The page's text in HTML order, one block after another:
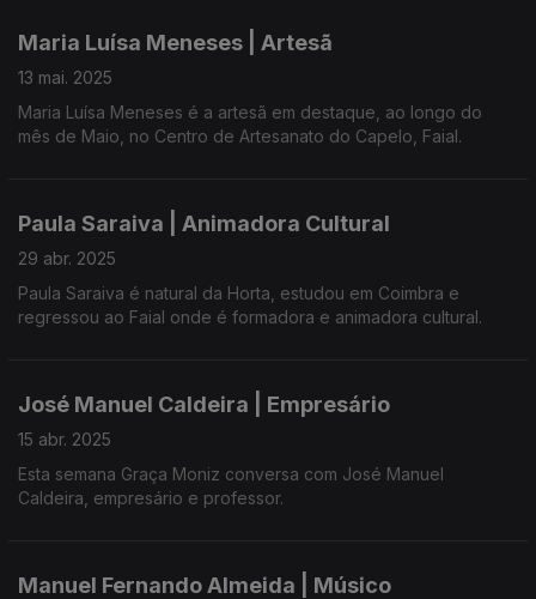
Sonhadora, tem mil ideias na mente. Com um percurso
Maria Luísa Meneses | Artesã
13 mai. 2025
Maria Luísa Meneses é a artesã em destaque, ao longo do
mês de Maio, no Centro de Artesanato do Capelo, Faial.
Paula Saraiva | Animadora Cultural
29 abr. 2025
Paula Saraiva é natural da Horta, estudou em Coimbra e
regressou ao Faial onde é formadora e animadora cultural.
José Manuel Caldeira | Empresário
15 abr. 2025
Esta semana Graça Moniz conversa com José Manuel
Caldeira, empresário e professor.
Manuel Fernando Almeida | Músico